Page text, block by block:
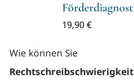
19,90 €
Wie können Sie